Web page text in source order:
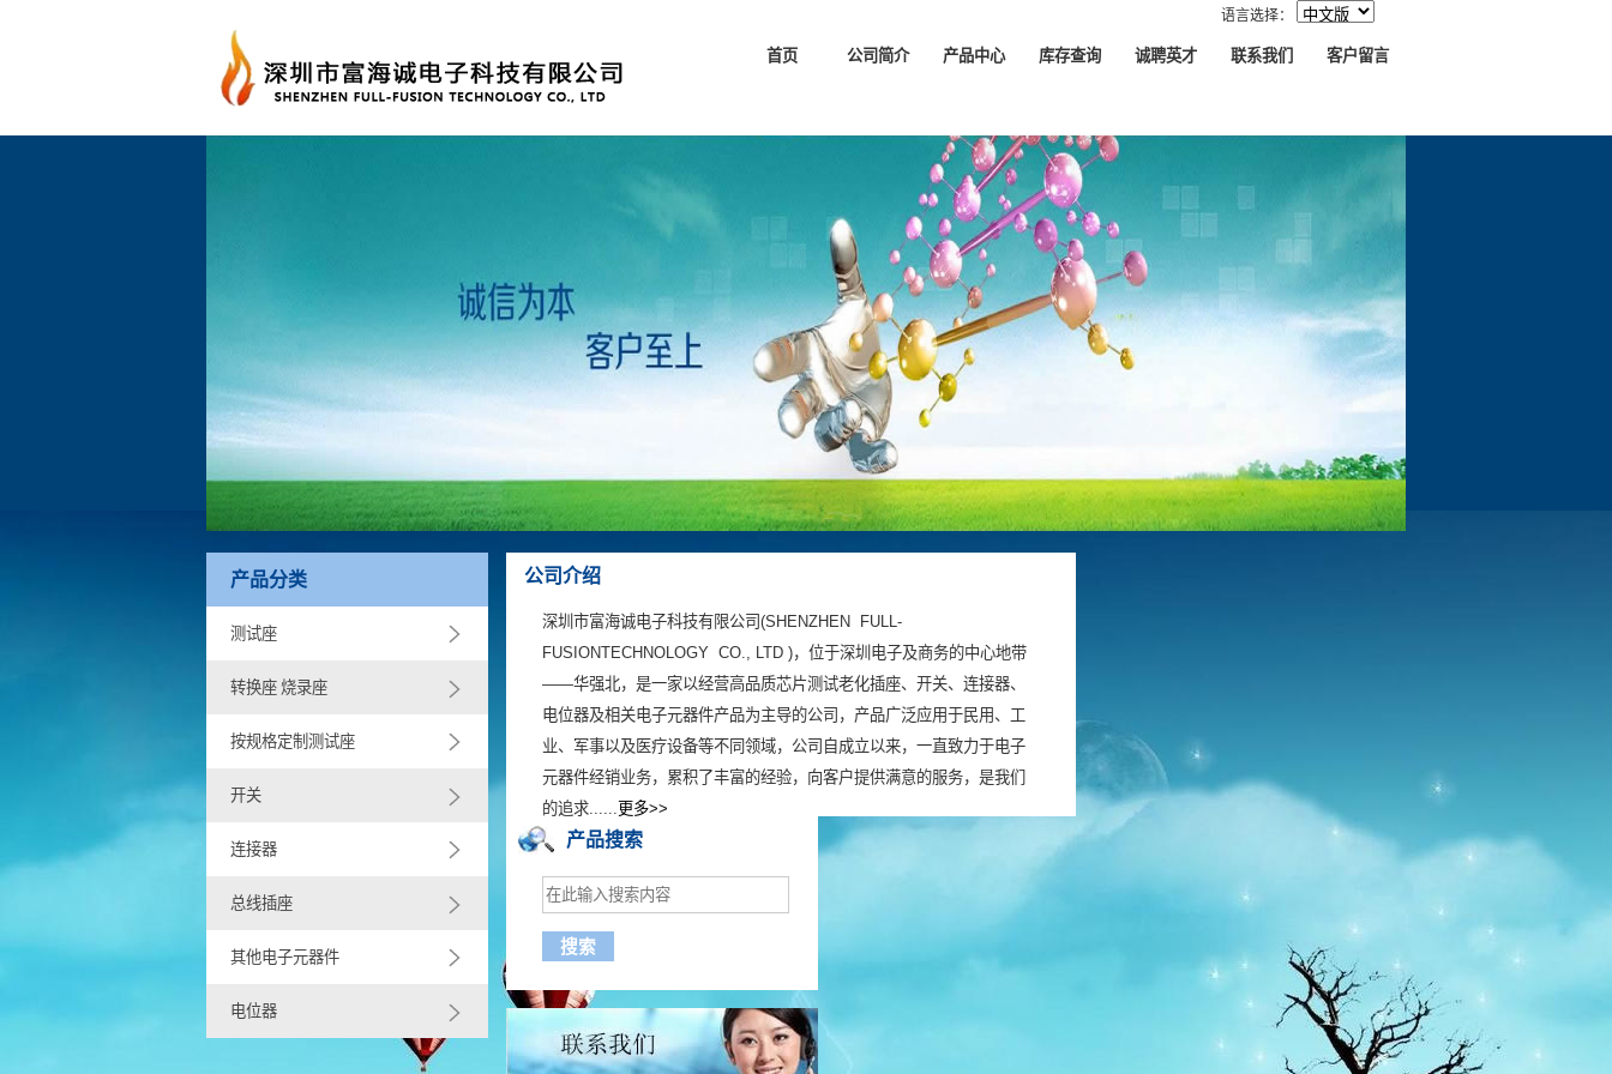
语言选择：
首页 公司简介 产品中心 库存查询 诚聘英才 联系我们 客户留言
产品分类
测试座
转换座 烧录座
按规格定制测试座
开关
连接器
总线插座
其他电子元器件
电位器
公司介绍
深圳市富海诚电子科技有限公司(SHENZHEN FULL-
FUSIONTECHNOLOGY CO., LTD )，位于深圳电子及商务的中心地带
——华强北，是一家以经营高品质芯片测试老化插座、开关、连接器、
电位器及相关电子元器件产品为主导的公司，产品广泛应用于民用、工
业、军事以及医疗设备等不同领域，公司自成立以来，一直致力于电子
元器件经销业务，累积了丰富的经验，向客户提供满意的服务，是我们
的追求...... 更多>>
产品搜索